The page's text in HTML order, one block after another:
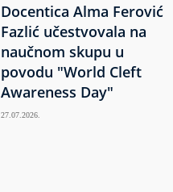
Docentica Alma Ferović
Fazlić učestvovala na
naučnom skupu u
povodu "World Cleft
Awareness Day"
27.07.2026.